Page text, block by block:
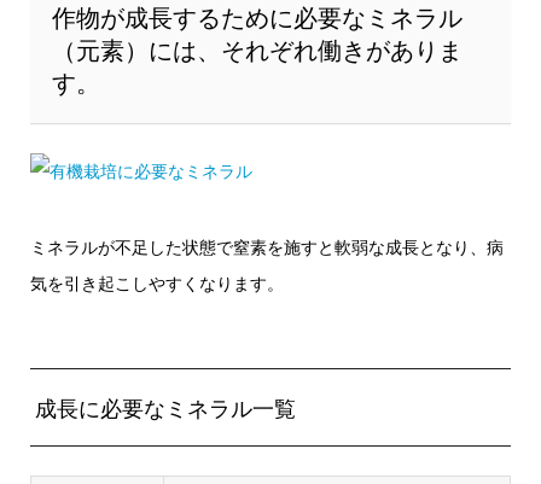
作物が成長するために必要なミネラル
（元素）には、それぞれ働きがありま
す。
ミネラルが不足した状態で窒素を施すと軟弱な成長となり、病
気を引き起こしやすくなります。
成長に必要なミネラル一覧